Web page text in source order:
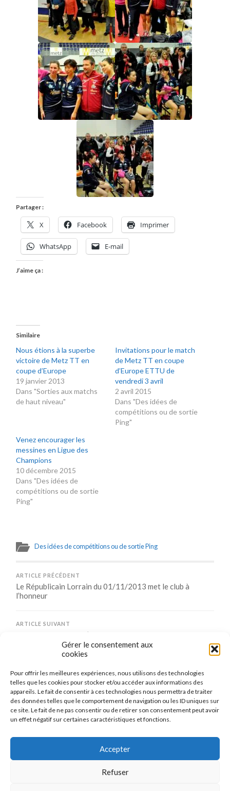
Gérer le consentement aux
cookies
Pour offrir les meilleures expériences, nous utilisons des technologies
telles que les cookies pour stocker et/ou accéder aux informations des
appareils. Le fait de consentir à ces technologies nous permettra de traiter
des données telles que le comportement de navigation ou les ID uniques sur
ce site. Le fait de ne pas consentir ou de retirer son consentement peut avoir
un effet négatif sur certaines caractéristiques et fonctions.
Accepter
Refuser
Partager :
X Facebook Imprimer
WhatsApp E-mail
J’aime ça :
Similaire
Nous étions à la superbe
victoire de Metz TT en
coupe d’Europe
19 janvier 2013
Dans "Sorties aux matchs
de haut niveau"
Invitations pour le match
de Metz TT en coupe
d’Europe ETTU de
vendredi 3 avril
2 avril 2015
Dans "Des idées de
compétitions ou de sortie
Ping"
Venez encourager les
messines en Ligue des
Champions
10 décembre 2015
Dans "Des idées de
compétitions ou de sortie
Ping"
Des idées de compétitions ou de sortie Ping
ARTICLE PRÉCÉDENT
Le Républicain Lorrain du 01/11/2013 met le club à
l’honneur
ARTICLE SUIVANT
Bilan du stage Elite d’octobre 2013
Comments are closed.
CONNEXION